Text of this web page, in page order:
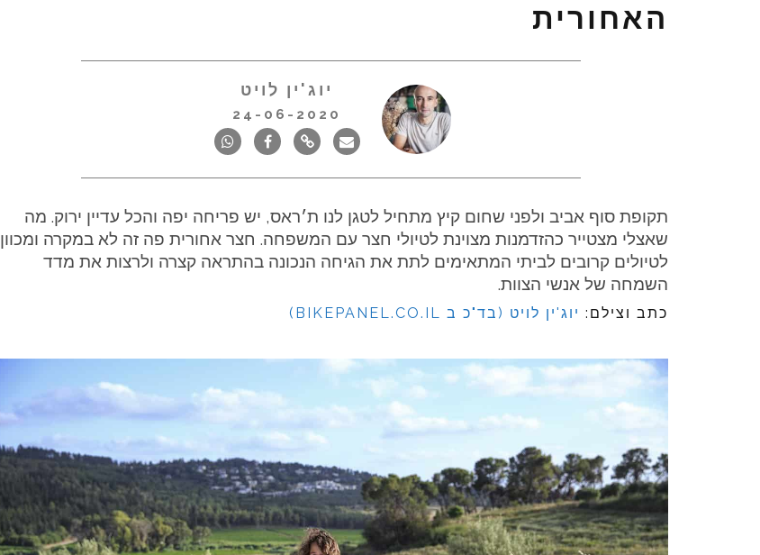
האחורית
יוג'ין לויט
24-06-2020
תקופת סוף אביב ולפני שחום קיץ מתחיל לטגן לנו ת׳ראס, יש פריחה יפה והכל עדיין ירוק. מה
שאצלי מצטייר כהזדמנות מצוינת לטיולי חצר עם המשפחה. חצר אחורית פה זה לא במקרה ומכוון
לטיולים קרובים לביתי המתאימים לתת את הגיחה הנכונה בהתראה קצרה ולרצות את מדד
השמחה של אנשי הצוות.
כתב וצילם: יוג'ין לויט (בד"כ ב BIKEPANEL.CO.IL)